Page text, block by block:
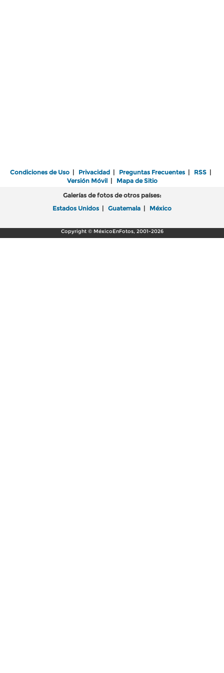
Condiciones de Uso | Privacidad | Preguntas Frecuentes | RSS |
Versión Móvil| Mapa de Sitio
Galerías de fotos de otros países:
Estados Unidos | Guatemala | México
Copyright © MéxicoEnFotos, 2001-2026